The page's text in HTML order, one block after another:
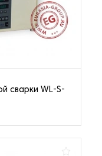
сварки WL-S-